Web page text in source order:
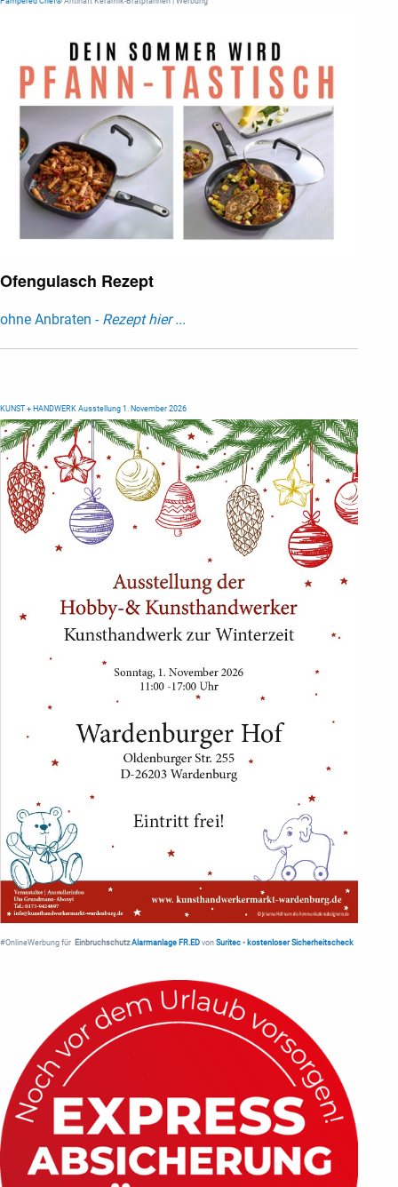
Ofengulasch Rezept
ohne Anbraten - Rezept hier ...
KUNST + HANDWERK Ausstellung 1. November 2026
#OnlineWerbung für Einbruchschutz Alarmanlage FR.ED von Suritec • kostenloser Sicherheitscheck